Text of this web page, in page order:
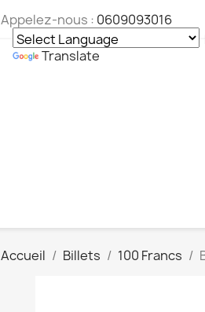
Appelez-nous : 0609093016
Translate
Accueil Billets 100 Francs